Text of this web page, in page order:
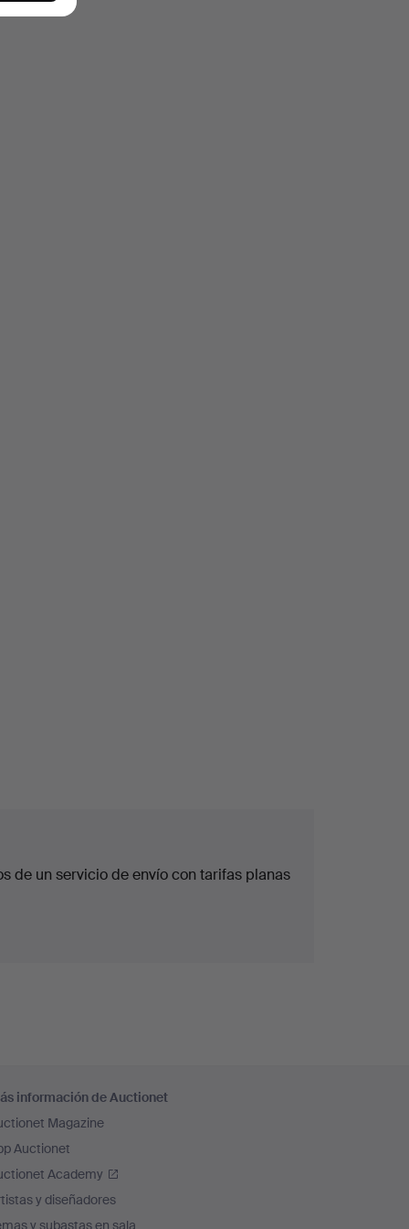
de un servicio de envío con tarifas planas
información de Auctionet
Magazine
Auctionet
Academy
y diseñadores
y subastas en sala